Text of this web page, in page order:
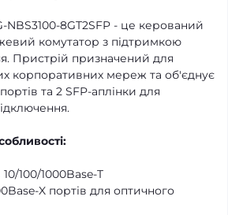
NBS3100-8GT2SFP - це керований
комутатор з підтримкою
Пристрій призначений для
корпоративних мереж та об'єднує
та 2 SFP-аплінки для
100/1000Base-T
X портів для оптичного